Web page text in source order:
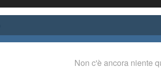
Non c'è ancora niente